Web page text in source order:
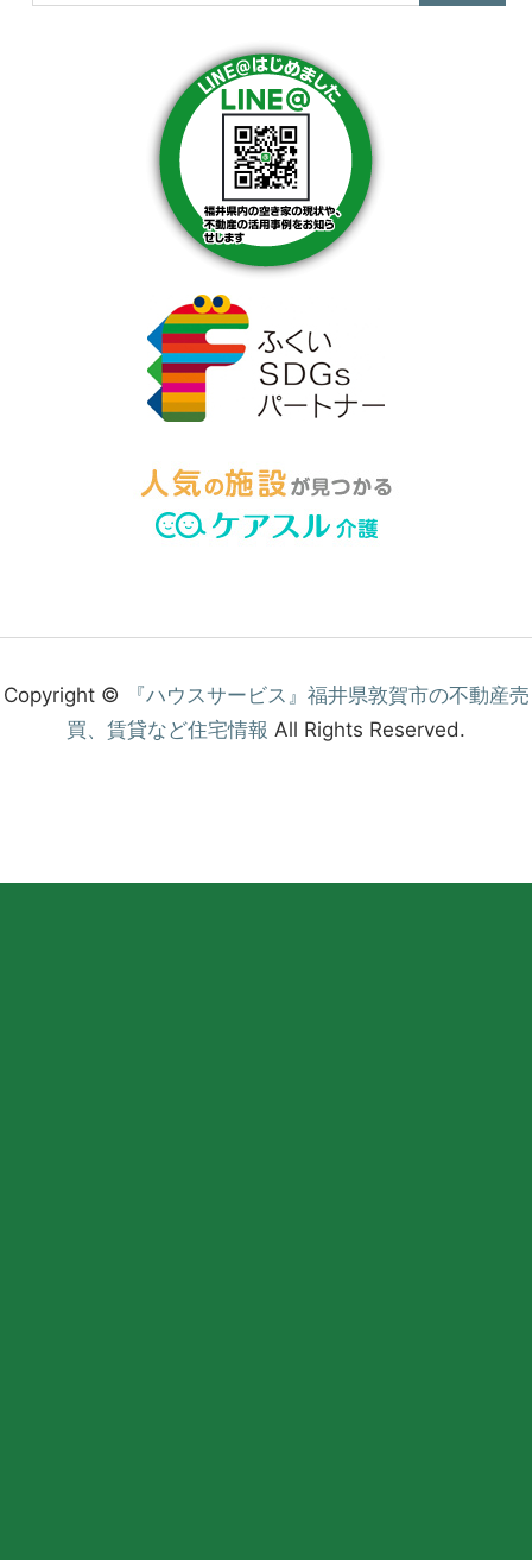
Copyright ©
『ハウスサービス』福井県敦賀市の不動産売
買、賃貸など住宅情報 All Rights Reserved.